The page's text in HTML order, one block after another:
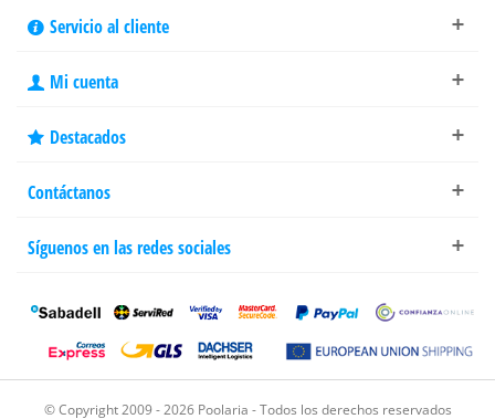
Servicio al cliente
Mi cuenta
Destacados
Contáctanos
Síguenos en las redes sociales
© Copyright 2009 - 2026 Poolaria - Todos los derechos reservados